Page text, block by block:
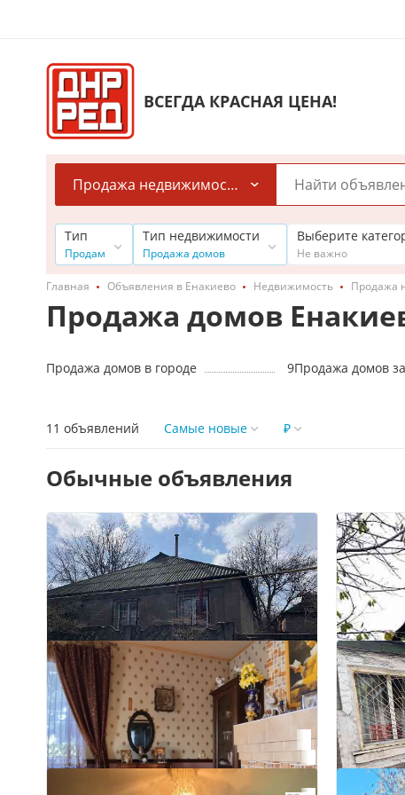
ВСЕГДА КРАСНАЯ ЦЕНА!
Продажа недвижимости
Тип
Продам
Тип недвижимости
Продажа домов
Выберите
Не важно
Главная Объявления в Енакиево Недвижимость Продажа
Продажа домов
Продажа домов в городе 9Продажа домов
11 объявлений Самые новые ₽
Обычные объявления
4
Продам дом
Енакиево